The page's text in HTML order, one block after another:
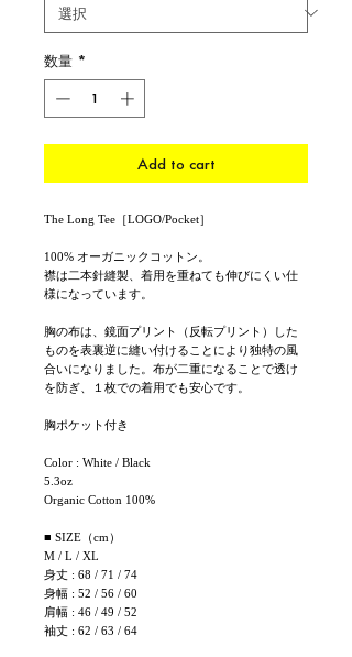
数量 *
Add to cart
The Long Tee［LOGO/Pocket］
100% オーガニックコットン。
襟は二本針縫製、着用を重ねても伸びにくい仕
様になっています。
胸の布は、鏡面プリント（反転プリント）した
ものを表裏逆に縫い付けることにより独特の風
合いになりました。布が二重になることで透け
を防ぎ、１枚での着用でも安心です。
胸ポケット付き
Color : White / Black
5.3oz
Organic Cotton 100%
■ SIZE（cm）
M / L / XL
身丈 : 68 / 71 / 74
身幅 : 52 / 56 / 60
肩幅 : 46 / 49 / 52
袖丈 : 62 / 63 / 64